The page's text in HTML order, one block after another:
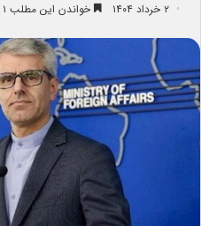
۲ خرداد ۱۴۰۴ خواندن این مطلب ۱ دقیقه زمان میبرد